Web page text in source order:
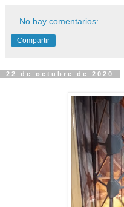
No hay comentarios:
Compartir
22 de octubre de 2020